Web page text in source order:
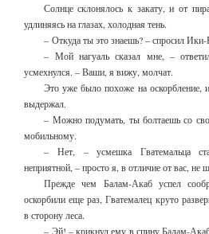
Солнце склонялось к закату, и от
удлиняясь на глазах, холодная тень.
– Откуда ты это знаешь? – спросил
– Мой нагуаль сказал мне, –
усмехнулся. – Ваши, я вижу, молчат.
Это уже было похоже на оскорбление,
выдержал.
– Можно подумать, ты болтаешь со
мобильному.
– Нет, – усмешка Гватемальца
неприятной, – просто я, в отличие от вас, не
Прежде чем Балам-Акаб успел
оскорбили еще раз, Гватемалец круто
в сторону леса.
– Эй! – крикнул ему в спину Балам-